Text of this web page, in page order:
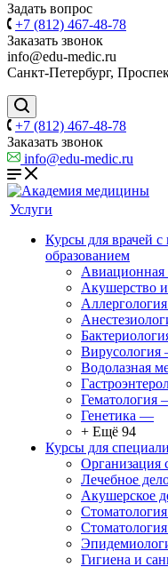
Задать вопрос
+7 (812) 467-48-78
Заказать звонок
info@edu-medic.ru
Санкт-Петербург,
+7 (812) 467-48-78
Заказать звонок
info@edu-medic.ru
Услуги
Курсы для врачей
образованием
Авиационная
Акушерство
Вирусология
Водолазная
Гематология
Генетика —
+ Ещё 94
Курсы для
Организация
Лечебное
Акушерское
Стоматология
Гигиена и